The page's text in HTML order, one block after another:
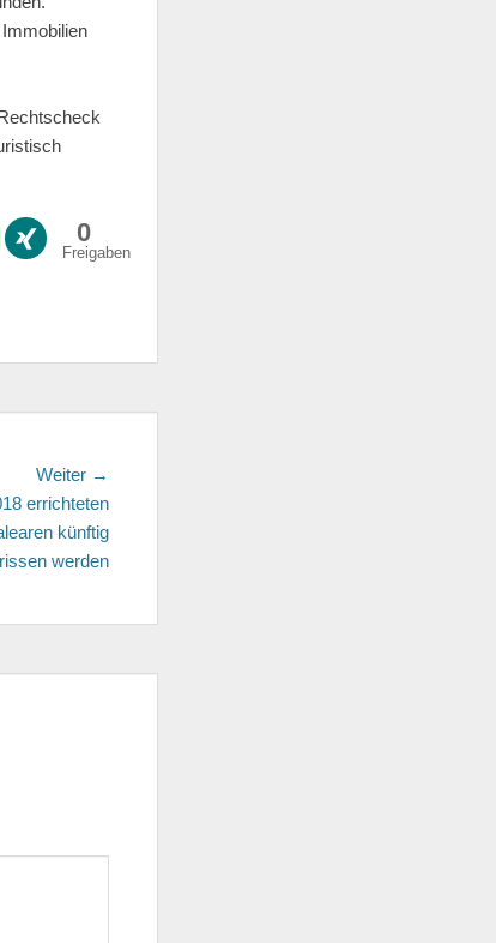
0
Freigaben
Weiter →
errichteten
künftig
werden